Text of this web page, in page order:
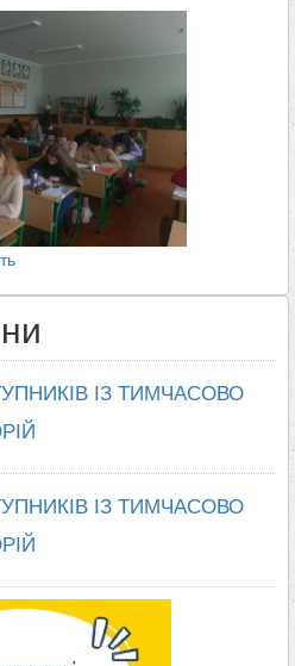
ІЗ ТИМЧАСОВО
ІЗ ТИМЧАСОВО